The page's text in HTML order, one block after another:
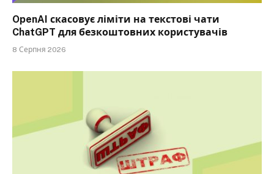
OpenAI скасовує ліміти на текстові чати
ChatGPT для безкоштовних користувачів
8 Серпня 2026